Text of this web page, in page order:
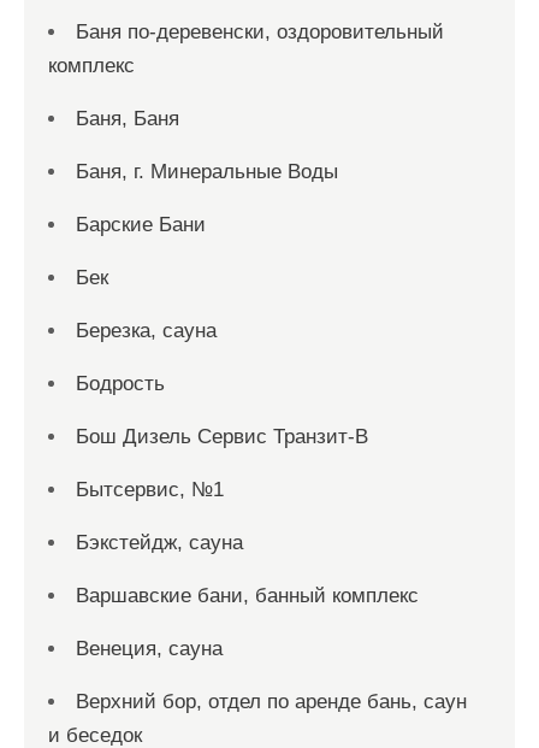
Баня по-деревенски, оздоровительный
комплекс
Баня, Баня
Баня, г. Минеральные Воды
Барские Бани
Бек
Березка, сауна
Бодрость
Бош Дизель Сервис Транзит-В
Бытсервис, №1
Бэкстейдж, сауна
Варшавские бани, банный комплекс
Венеция, сауна
Верхний бор, отдел по аренде бань, саун
и беседок